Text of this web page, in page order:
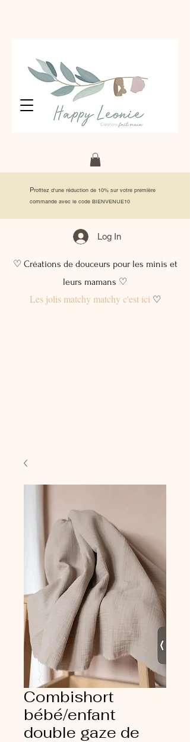
Profitez d'une réduction de 10% sur votre première
commande avec le code BIENVENUE10
Log In
♡ Créations de douceurs pour les minis et
leurs mamans ♡
Les jolis matchy matchy c'est ici♡
Combishort
bébé/enfant
double gaze de